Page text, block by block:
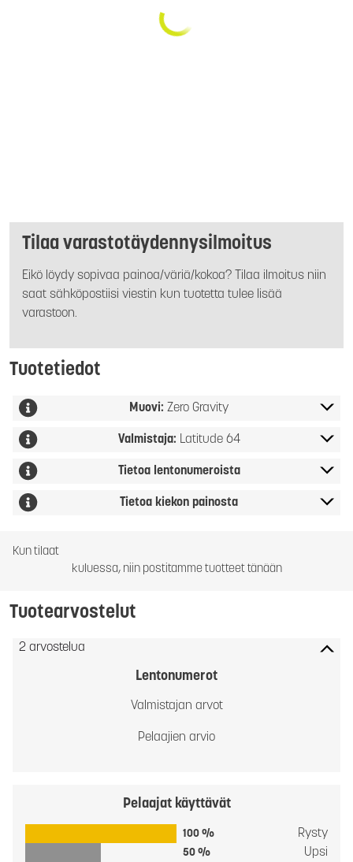
Tilaa varastotäydennysilmoitus
Eikö löydy sopivaa painoa/väriä/kokoa? Tilaa ilmoitus niin
saat sähköpostiisi viestin kun tuotetta tulee lisää
varastoon.
Tuotetiedot
Muovi: Zero Gravity
Valmistaja: Latitude 64
Tietoa lentonumeroista
Tietoa kiekon painosta
Kun tilaat
kuluessa, niin postitamme tuotteet tänään
Tuotearvostelut
2 arvostelua
Lentonumerot
Valmistajan arvot
Pelaajien arvio
Pelaajat käyttävät
100 % Rysty
50 % Upsi